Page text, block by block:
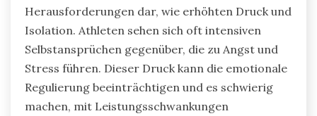
Herausforderungen dar, wie erhöhten Druck und
Isolation. Athleten sehen sich oft intensiven
Selbstansprüchen gegenüber, die zu Angst und
Stress führen. Dieser Druck kann die emotionale
Regulierung beeinträchtigen und es schwierig
machen, mit Leistungsschwankungen